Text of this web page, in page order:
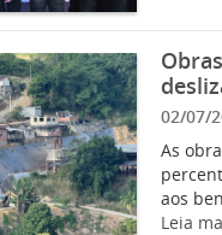
02/07/
As
aos
Leia